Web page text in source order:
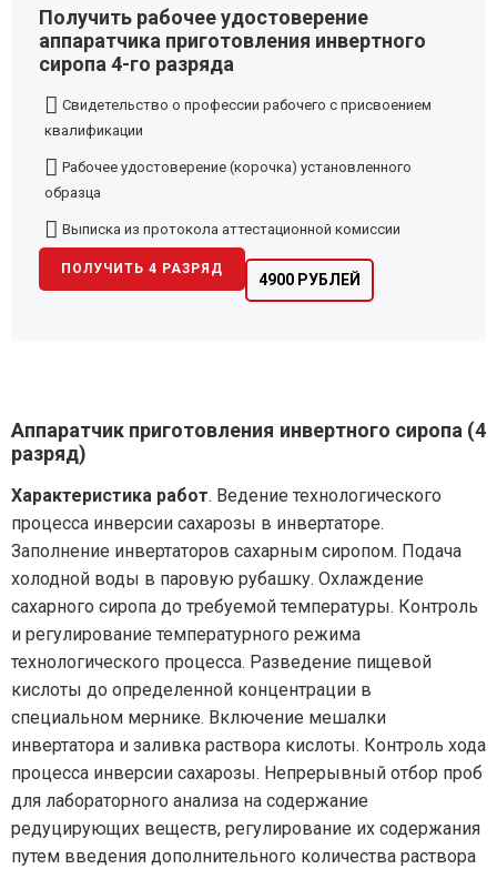
Получить рабочее удостоверение
аппаратчика приготовления инвертного
сиропа 4-го разряда
Свидетельство о профессии рабочего с присвоением
квалификации
Рабочее удостоверение (корочка) установленного
образца
Выписка из протокола аттестационной комиссии
4900 РУБЛЕЙ
ПОЛУЧИТЬ 4 РАЗРЯД
Аппаратчик приготовления инвертного сиропа (4
разряд)
Характеристика работ. Ведение технологического
процесса инверсии сахарозы в инвертаторе.
Заполнение инвертаторов сахарным сиропом. Подача
холодной воды в паровую рубашку. Охлаждение
сахарного сиропа до требуемой температуры. Контроль
и регулирование температурного режима
технологического процесса. Разведение пищевой
кислоты до определенной концентрации в
специальном мернике. Включение мешалки
инвертатора и заливка раствора кислоты. Контроль хода
процесса инверсии сахарозы. Непрерывный отбор проб
для лабораторного анализа на содержание
редуцирующих веществ, регулирование их содержания
путем введения дополнительного количества раствора